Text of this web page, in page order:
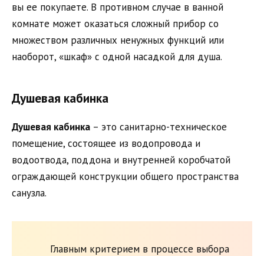
вы ее покупаете. В противном случае в ванной
комнате может оказаться сложный прибор со
множеством различных ненужных функций или
наоборот, «шкаф» с одной насадкой для душа.
Душевая кабинка
Душевая кабинка – это санитарно-техническое
помещение, состоящее из водопровода и
водоотвода, поддона и внутренней коробчатой ​​
ограждающей конструкции общего пространства
санузла.
Главным критерием в процессе выбора